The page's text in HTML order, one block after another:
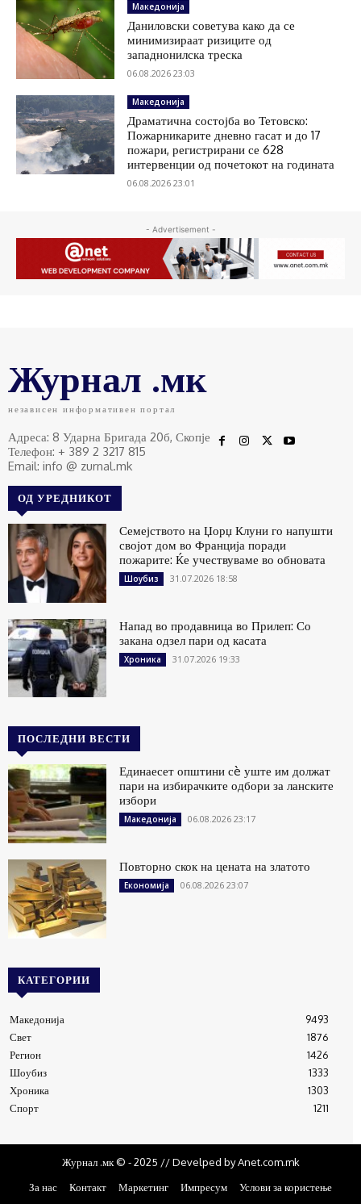
Македонија
Даниловски советува како да се
минимизираат ризиците од
западнонилска треска
06.08.2026 23:03
Македонија
Драматична состојба во Тетовско:
Пожарникарите дневно гасат и до 17
пожари, регистрирани се 628
интервенции од почетокот на годината
06.08.2026 23:01
- Advertisement -
Журнал .мк
независен информативен портал
Адреса: 8 Ударна Бригада 20б, Скопје
Телефон: + 389 2 3217 815
Email: info @ zurnal.mk
ОД УРЕДНИКОТ
Семејството на Џорџ Клуни го напушти
својот дом во Франција поради
пожарите: Ќе учествуваме во обновата
Шоубиз 31.07.2026 18:58
Напад во продавница во Прилеп: Со
закана одзел пари од касата
Хроника 31.07.2026 19:33
ПОСЛЕДНИ ВЕСТИ
Единаесет општини сè уште им должат
пари на избирачките одбори за ланските
избори
Македонија 06.08.2026 23:17
Повторно скок на цената на златото
Економија 06.08.2026 23:07
КАТЕГОРИИ
Македонија
9493
Свет
1876
Регион
1426
Шоубиз
1333
Хроника
1303
Спорт
1211
Журнал .мк © - 2025 // Develped by Anet.com.mk
За нас
Контакт Маркетинг Импресум Услови за користење